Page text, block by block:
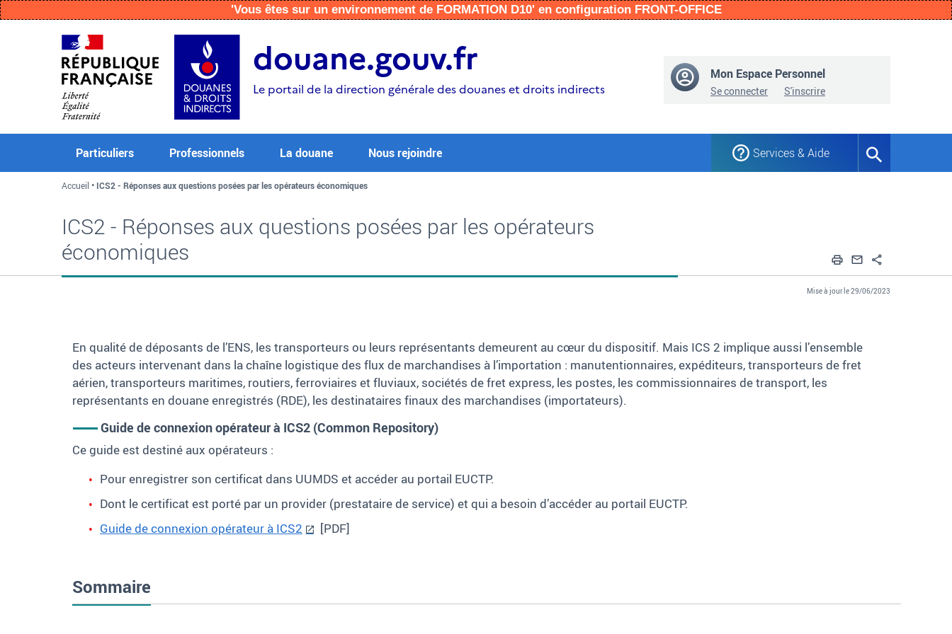
'Vous êtes sur un environnement de FORMATION D10' en configuration FRONT-OFFICE
douane.gouv.fr
Le portail de la direction générale des douanes et droits indirects
Mon Espace Personnel
Se connecter S'inscrire
Particuliers Professionnels La douane Nous rejoindre Services & Aide
Formulaire
Accueil ICS2 - Réponses aux questions posées par les opérateurs économiques
ICS2 - Réponses aux questions posées par les opérateurs
économiques
ImprimerEnvoyer par
Mise à jour le 29/06/2023
En qualité de déposants de l’ENS, les transporteurs ou leurs représentants demeurent au cœur du dispositif. Mais ICS 2 implique aussi l’ensemble
des acteurs intervenant dans la chaîne logistique des flux de marchandises à l’importation : manutentionnaires, expéditeurs, transporteurs de fret
aérien, transporteurs maritimes, routiers, ferroviaires et fluviaux, sociétés de fret express, les postes, les commissionnaires de transport, les
représentants en douane enregistrés (RDE), les destinataires finaux des marchandises (importateurs).
Guide de connexion opérateur à ICS2 (Common Repository)
Ce guide est destiné aux opérateurs :
Pour enregistrer son certificat dans UUMDS et accéder au portail EUCTP.
Dont le certificat est porté par un provider (prestataire de service) et qui a besoin d’accéder au portail EUCTP.
Guide de connexion opérateur à ICS2
[PDF]
Sommaire